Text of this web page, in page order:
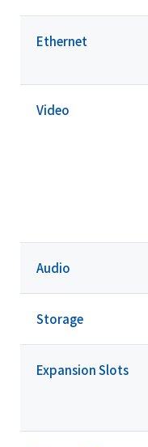
Ethernet
Video
Audio
Storage
Expansion Slots